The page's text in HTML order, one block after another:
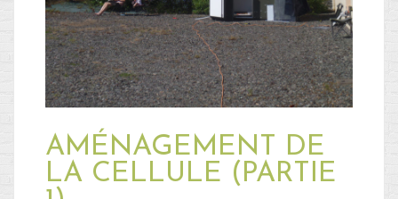
Blog
Non classé
Connexion
Flux des publications
AMÉNAGEMENT DE
LA CELLULE (PARTIE